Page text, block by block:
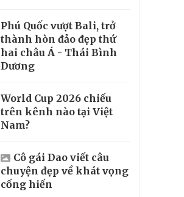
Phú Quốc vượt Bali, trở
thành hòn đảo đẹp thứ
hai châu Á - Thái Bình
Dương
World Cup 2026 chiếu
trên kênh nào tại Việt
Nam?
Cô gái Dao viết câu
chuyện đẹp về khát vọng
cống hiến